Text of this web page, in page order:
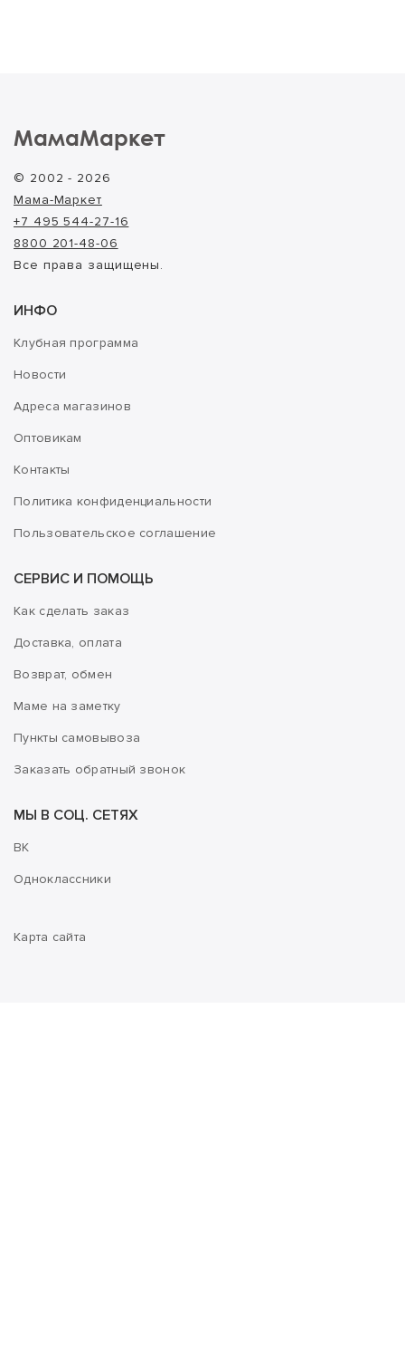
МамаМаркет
© 2002 - 2026
Мама-Маркет
+7 495 544-27-16
8800 201-48-06
Все права защищены.
ИНФО
Клубная программа
Новости
Адреса магазинов
Оптовикам
Контакты
Политика конфиденциальности
Пользовательское соглашение
СЕРВИС И ПОМОЩЬ
Как сделать заказ
Доставка, оплата
Возврат, обмен
Маме на заметку
Пункты самовывоза
Заказать обратный звонок
МЫ В СОЦ. СЕТЯХ
ВК
Одноклассники
Карта сайта